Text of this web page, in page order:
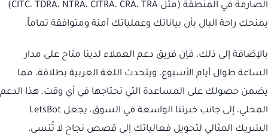
الصارمة في المنطقة (مثل CITC، TDRA، NTRA، CITRA، CRA، TRA)
يمنحك راحة البال بأن بياناتك وعملياتك آمنة ومتوافقة تماماً.
بالإضافة إلى ذلك، فإن فريق دعم العملاء لدينا متاح على مدار
الساعة طوال أيام الأسبوع، ويتحدث اللغة العربية بطلاقة، مما
يضمن حصولك على المساعدة التي تحتاجها في أي وقت. هذا الدعم
المحلي، إلى جانب خبرتنا الواسعة في السوق، يجعل LetsBot
الشريك المثالي لتحويل فعالياتك إلى قصص نجاح لا تُنسى.